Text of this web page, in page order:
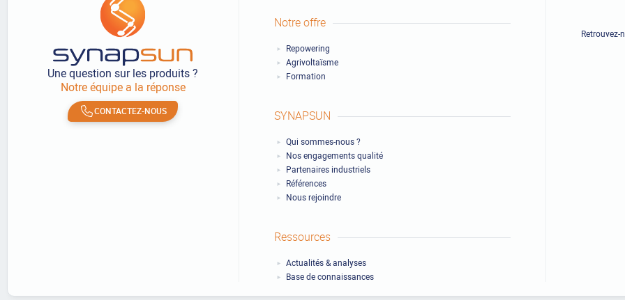
Une question sur les produits ?
Notre équipe a la réponse
CONTACTEZ-NOUS
Notre offre
Repowering
Agrivoltaïsme
Formation
SYNAPSUN
Qui sommes-nous ?
Nos engagements qualité
Partenaires industriels
Références
Nous rejoindre
Ressources
Actualités & analyses
Base de connaissances
Retrouvez-